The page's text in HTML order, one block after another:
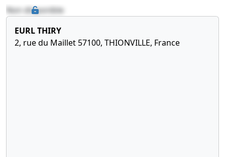
Non disponible
EURL THIRY
2, rue du Maillet 57100, THIONVILLE, France